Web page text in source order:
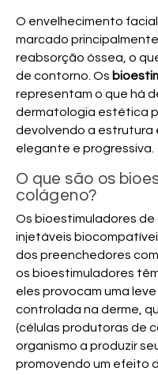
O envelhecimento facial
marcado
reabsorção óssea, o
de contorno. Os
representam o que há
dermatologia estética
devolvendo a estrutura
elegante e progressiva.
O que são os
colágeno?
Os bioestimuladores
injetáveis
dos preenchedores
os bioestimuladores
eles provocam uma
controlada na derme,
(células produtoras de
organismo a produzir
promovendo um efeito